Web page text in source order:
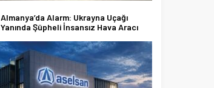
Almanya’da Alarm: Ukrayna Uçağı
Yanında Şüpheli İnsansız Hava Aracı